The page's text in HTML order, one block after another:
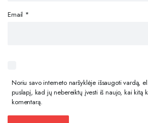
Email *
Noriu savo interneto naršyklėje išsaugoti vardą,
puslapį, kad jų nebereiktų įvesti iš naujo, kai kitą
komentarą.